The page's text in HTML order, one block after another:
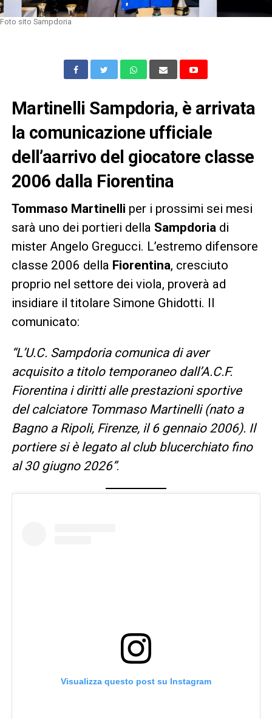
Foto sito Sampdoria
Martinelli Sampdoria, è arrivata
la comunicazione ufficiale
dell’aarrivo del giocatore classe
2006 dalla Fiorentina
Tommaso Martinelli per i prossimi sei mesi
sarà uno dei portieri della Sampdoria di
mister Angelo Gregucci. L’estremo difensore
classe 2006 della Fiorentina, cresciuto
proprio nel settore dei viola, proverà ad
insidiare il titolare Simone Ghidotti. Il
comunicato:
“L’U.C. Sampdoria comunica di aver
acquisito a titolo temporaneo dall’A.C.F.
Fiorentina i diritti alle prestazioni sportive
del calciatore Tommaso Martinelli (nato a
Bagno a Ripoli, Firenze, il 6 gennaio 2006). Il
portiere si è legato al club blucerchiato fino
al 30 giugno 2026”.
Visualizza questo post su Instagram